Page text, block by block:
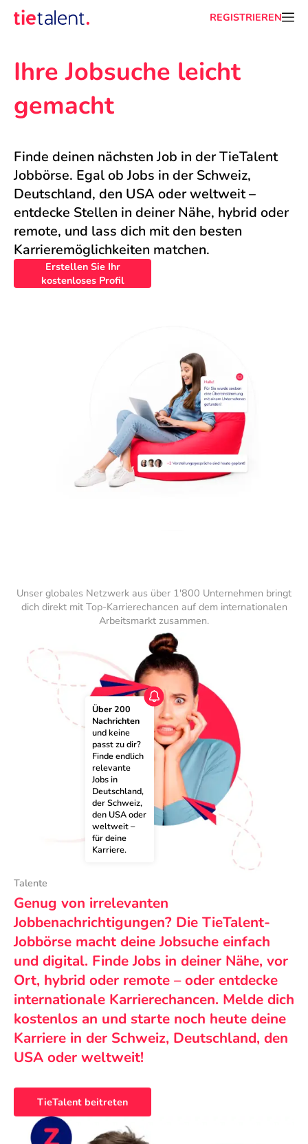
REGISTRIEREN
Ihre Jobsuche leicht
gemacht
Finde deinen nächsten Job in der TieTalent
Jobbörse. Egal ob Jobs in der Schweiz,
Deutschland, den USA oder weltweit –
entdecke Stellen in deiner Nähe, hybrid oder
remote, und lass dich mit den besten
Karrieremöglichkeiten matchen.
Erstellen Sie Ihr
kostenloses Profil
Unser globales Netzwerk aus über 1'800 Unternehmen bringt
dich direkt mit Top-Karrierechancen auf dem internationalen
Arbeitsmarkt zusammen.
Über 200
Nachrichten
und keine
passt zu dir?
Finde endlich
relevante
Jobs in
Deutschland,
der Schweiz,
den USA oder
weltweit –
für deine
Karriere.
Talente
Genug von irrelevanten
Jobbenachrichtigungen? Die TieTalent-
Jobbörse macht deine Jobsuche einfach
und digital. Finde Jobs in deiner Nähe, vor
Ort, hybrid oder remote – oder entdecke
internationale Karrierechancen. Melde dich
kostenlos an und starte noch heute deine
Karriere in der Schweiz, Deutschland, den
USA oder weltweit!
TieTalent beitreten